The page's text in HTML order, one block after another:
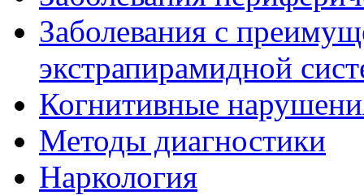
Заболевания с
экстрапирамидной
Когнитивные
Методы диагностики
Наркология